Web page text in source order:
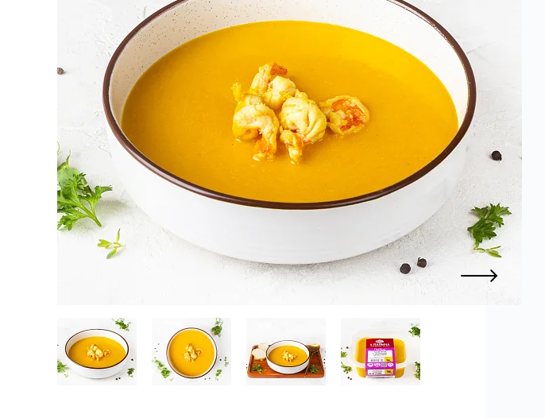
Колбаса и деликатесы
Сыр и масло
Кейтеринг
Десерты замороженные, мороженое и сорбеты
Полезные сладости и снеки
Чай, кофе, напитки
Весь каталог
Экскурсии и мастер-классы